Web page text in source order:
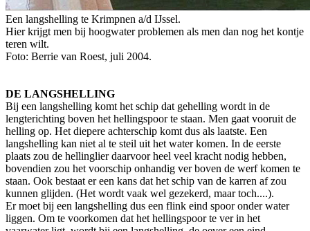
Een langshelling te Krimpnen a/d IJssel.
Hier krijgt men bij hoogwater problemen als men dan nog het kontje
teren wilt.
Foto: Berrie van Roest, juli 2004.
DE LANGSHELLING
Bij een langshelling komt het schip dat gehelling wordt in de
lengterichting boven het hellingspoor te staan. Men gaat vooruit de
helling op. Het diepere achterschip komt dus als laatste. Een
langshelling kan niet al te steil uit het water komen. In de eerste
plaats zou de hellinglier daarvoor heel veel kracht nodig hebben,
bovendien zou het voorschip onhandig ver boven de werf komen te
staan. Ook bestaat er een kans dat het schip van de karren af zou
kunnen glijden. (Het wordt vaak wel gezekerd, maar toch....).
Er moet bij een langshelling dus een flink eind spoor onder water
liggen. Om te voorkomen dat het hellingspoor te ver in het